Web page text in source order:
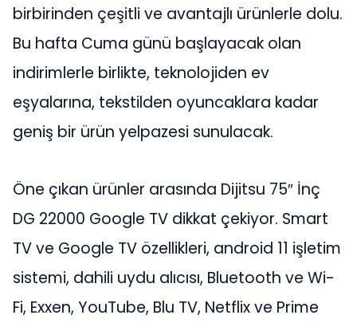
birbirinden çeşitli ve avantajlı ürünlerle dolu.
Bu hafta Cuma günü başlayacak olan
indirimlerle birlikte, teknolojiden ev
eşyalarına, tekstilden oyuncaklara kadar
geniş bir ürün yelpazesi sunulacak.
Öne çıkan ürünler arasında Dijitsu 75″ İnç
DG 22000 Google TV dikkat çekiyor. Smart
TV ve Google TV özellikleri, android 11 işletim
sistemi, dahili uydu alıcısı, Bluetooth ve Wi-
Fi, Exxen, YouTube, Blu TV, Netflix ve Prime